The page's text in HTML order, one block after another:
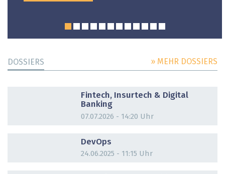
DOSSIERS » MEHR DOSSIERS
Fintech, Insurtech & Digital
Banking
07.07.2026 - 14:20 Uhr
DevOps
24.06.2025 - 11:15 Uhr